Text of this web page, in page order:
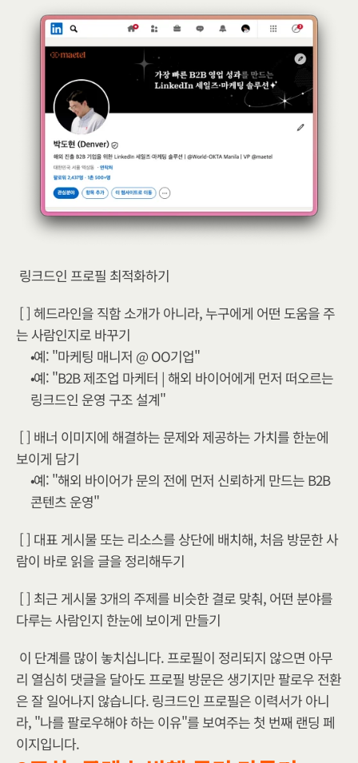
링크드인 프로필 최적화하기
[ ] 헤드라인을 직함 소개가 아니라, 누구에게 어떤 도움을 주
는 사람인지로 바꾸기
예: "마케팅 매니저 @ OO기업"
예: "B2B 제조업 마케터 | 해외 바이어에게 먼저 떠오르는
링크드인 운영 구조 설계"
[ ] 배너 이미지에 해결하는 문제와 제공하는 가치를 한눈에
보이게 담기
예: "해외 바이어가 문의 전에 먼저 신뢰하게 만드는 B2B
콘텐츠 운영"
[ ] 대표 게시물 또는 리소스를 상단에 배치해, 처음 방문한 사
람이 바로 읽을 글을 정리해두기
[ ] 최근 게시물 3개의 주제를 비슷한 결로 맞춰, 어떤 분야를
다루는 사람인지 한눈에 보이게 만들기
이 단계를 많이 놓치십니다. 프로필이 정리되지 않으면 아무
리 열심히 댓글을 달아도 프로필 방문은 생기지만 팔로우 전환
은 잘 일어나지 않습니다. 링크드인 프로필은 이력서가 아니
라, "나를 팔로우해야 하는 이유"를 보여주는 첫 번째 랜딩 페
이지입니다.